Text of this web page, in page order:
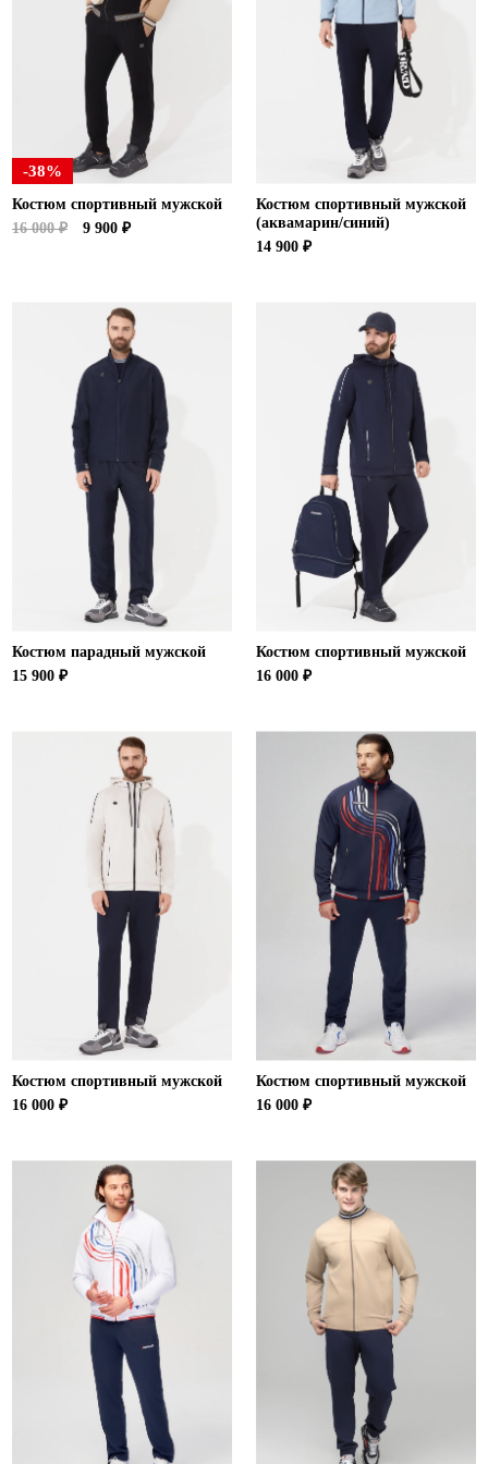
Ханты-Мансийский автономный округ (3)
Челябинская область (2)
Ямало-Ненецкий автономный округ (1)
Ярославская область (1)
-38%
Костюм спортивный мужской
16 000 ₽
9 900 ₽
Костюм спортивный мужской
(аквамарин/синий)
14 900 ₽
Костюм парадный мужской
15 900 ₽
Костюм спортивный мужской
16 000 ₽
Костюм спортивный мужской
16 000 ₽
Костюм спортивный мужской
16 000 ₽